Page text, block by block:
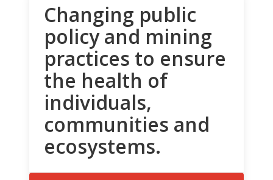
Changing public
policy and mining
practices to ensure
the health of
individuals,
communities and
ecosystems.